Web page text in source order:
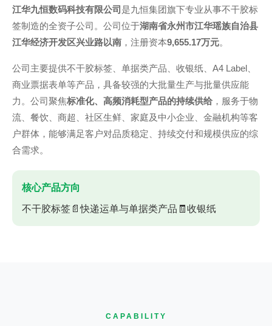
江华九恒数码科技有限公司 是九恒集团旗下专业从事不干胶标
签制造的全资子公司。公司位于湖南省永州市江华瑶族自治县
江华经济开发区兴业路以南 ，注册资本9,655.17万元。
公司主要提供不干胶标签、单据类产品、收银纸、A4 Label、
商业票据表单等产品，具备较强的大批量生产与批量供应能
力。公司聚焦标准化、高频消耗型产品的持续供给 ，服务于物
流、餐饮、商超、社区生鲜、家庭及中小企业、金融机构等客
户群体，能够满足客户对品质稳定、持续交付和规模供应的综
合需求。
核心产品方向
不干胶标签 📄快递运单与单据类产品 🧾 收银纸
CAPABILITY